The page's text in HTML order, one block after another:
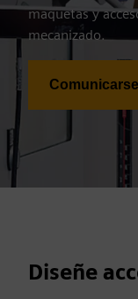
maquetas y
mecanizado.
Diseñe